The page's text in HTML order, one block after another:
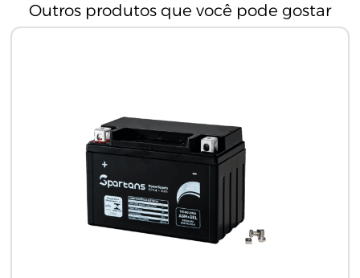
Outros produtos que você pode gostar